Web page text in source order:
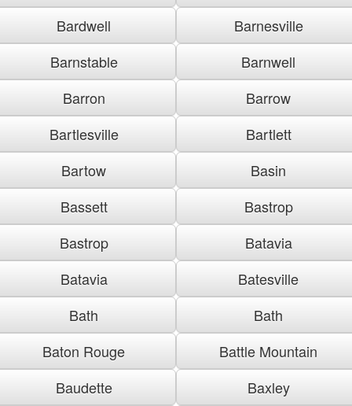
Bardwell
Barnesville
Barnstable
Barnwell
Barron
Barrow
Bartlesville
Bartlett
Bartow
Basin
Bassett
Bastrop
Bastrop
Batavia
Batavia
Batesville
Bath
Bath
Baton Rouge
Battle Mountain
Baudette
Baxley